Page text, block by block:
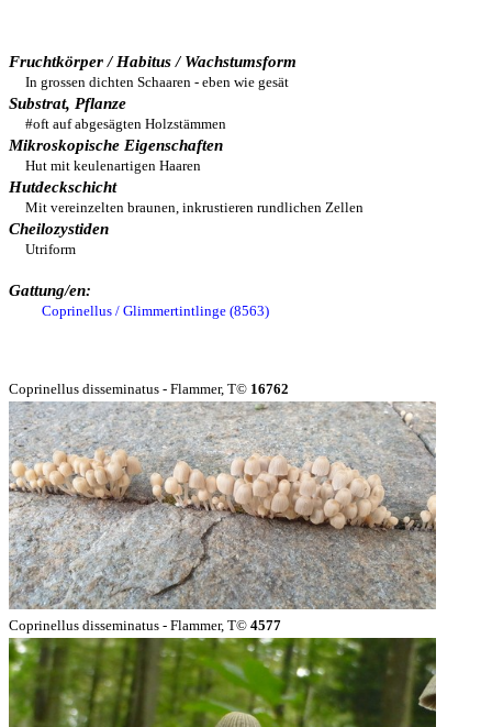
Fruchtkörper / Habitus / Wachstumsform
In grossen dichten Schaaren - eben wie gesät
Substrat, Pflanze
#oft auf abgesägten Holzstämmen
Mikroskopische Eigenschaften
Hut mit keulenartigen Haaren
Hutdeckschicht
Mit vereinzelten braunen, inkrustieren rundlichen Zellen
Cheilozystiden
Utriform
Gattung/en:
Coprinellus / Glimmertintlinge (8563)
Coprinellus disseminatus - Flammer, T© 16762
Coprinellus disseminatus - Flammer, T© 4577